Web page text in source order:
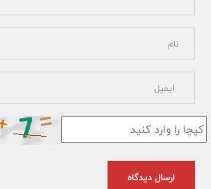
ارسال دیدگاه